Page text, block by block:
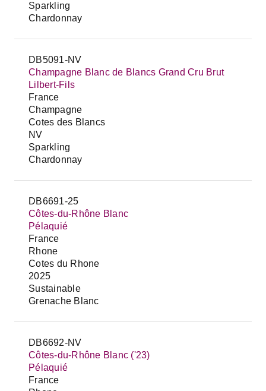
Sparkling
Chardonnay
DB5091-NV
Champagne Blanc de Blancs Grand Cru Brut
Lilbert-Fils
France
Champagne
Cotes des Blancs
NV
Sparkling
Chardonnay
DB6691-25
Côtes-du-Rhône Blanc
Pélaquié
France
Rhone
Cotes du Rhone
2025
Sustainable
Grenache Blanc
DB6692-NV
Côtes-du-Rhône Blanc ('23)
Pélaquié
France